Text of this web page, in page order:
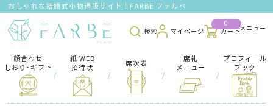
おしゃれな結婚式小物通販サイト｜FARBE ファルベ
検索 マイページ
0
カート
顔合わせ
しおり･ギフト
/
紙 WEB
招待状
/
席次表
/
席礼
メニュー
/
プロフィール
ブック